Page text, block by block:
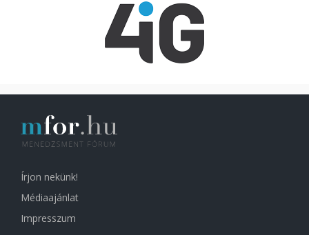
Írjon nekünk!
Médiaajánlat
Impresszum